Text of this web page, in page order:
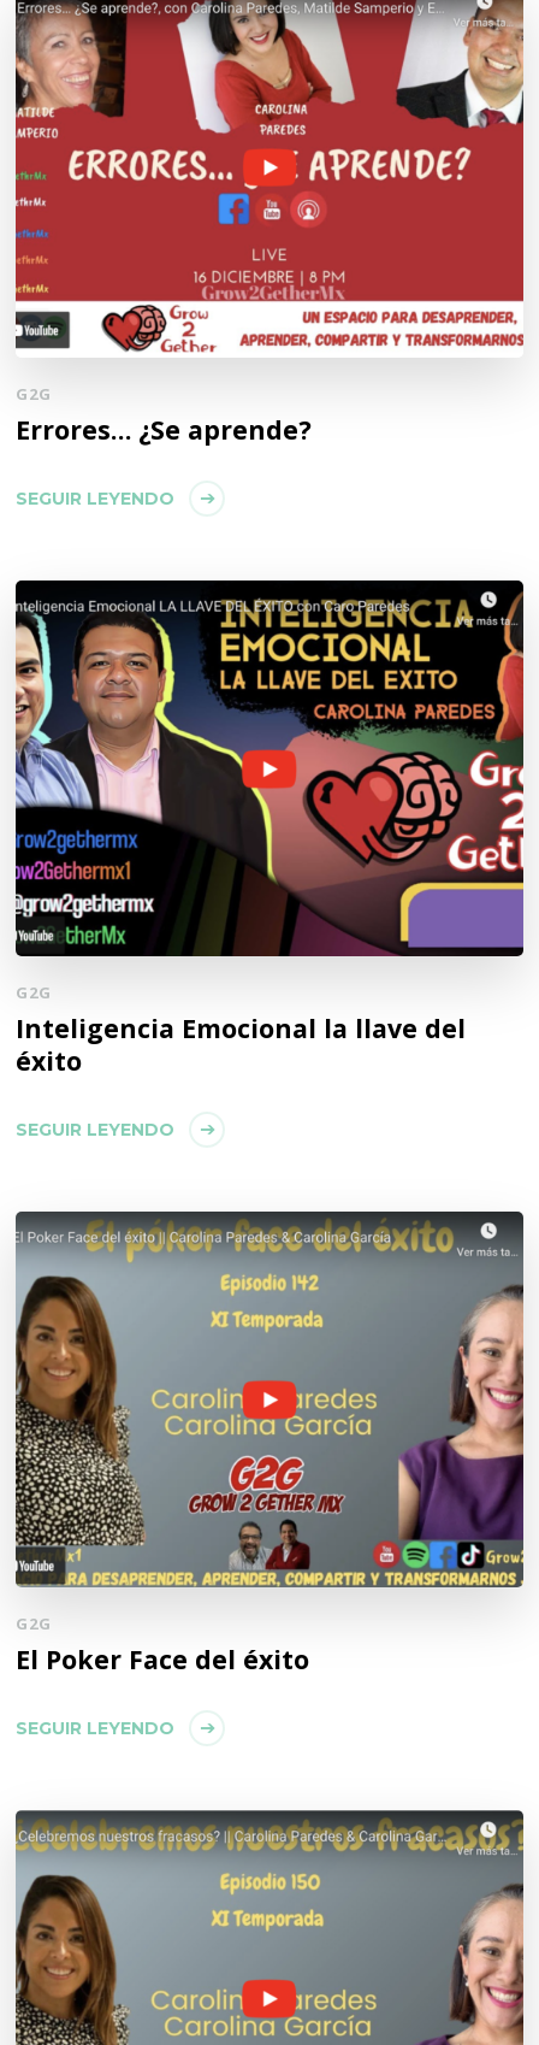
G2G
Errores… ¿Se aprende?
SEGUIR LEYENDO
G2G
Inteligencia Emocional la llave del
éxito
SEGUIR LEYENDO
G2G
El Poker Face del éxito
SEGUIR LEYENDO